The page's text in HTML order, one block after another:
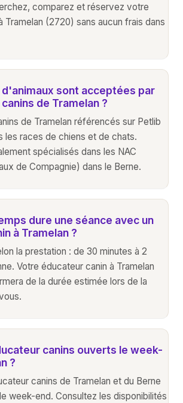
comparez et réservez votre
Tramelan (2720) sans aucun frais dans
sont acceptées par
de Tramelan ?
de Tramelan référencés sur Petlib
les races de chiens et de chats.
spécialisés dans les NAC
de Compagnie) dans le Berne.
dure une séance avec un
à Tramelan ?
la prestation : de 30 minutes à 2
Votre éducateur canin à Tramelan
de la durée estimée lors de la
canins ouverts le week-
?
canins de Tramelan et du Berne
week-end. Consultez les disponibilités